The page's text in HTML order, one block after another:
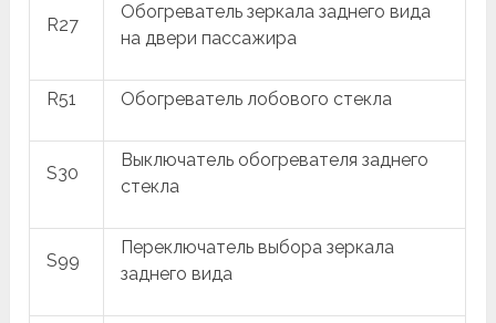
R27
Обогреватель зеркала заднего вида
на двери пассажира
R51 Обогреватель лобового стекла
S30
Выключатель обогревателя заднего
стекла
S99
Переключатель выбора зеркала
заднего вида